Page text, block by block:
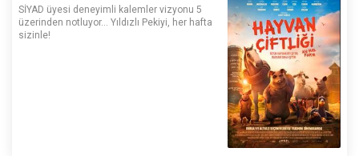
SİYAD üyesi deneyimli kalemler vizyonu 5
üzerinden notluyor... Yıldızlı Pekiyi, her hafta
sizinle!